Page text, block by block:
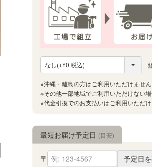
最短お届け予定日 (目安)
〒
予定日